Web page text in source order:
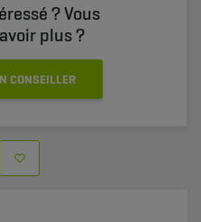
? Vous
plus ?
CONSEILLER